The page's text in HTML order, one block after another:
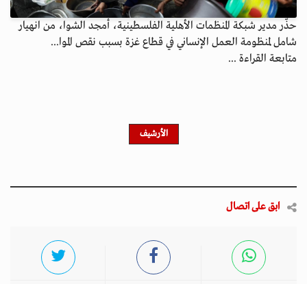
حذّر مدير شبكة المنظمات الأهلية الفلسطينية، أمجد الشوا، من انهيار
شامل لمنظومة العمل الإنساني في قطاع غزة بسبب نقص الموا...
متابعة القراءة ...
الأرشيف
ابق على اتصال